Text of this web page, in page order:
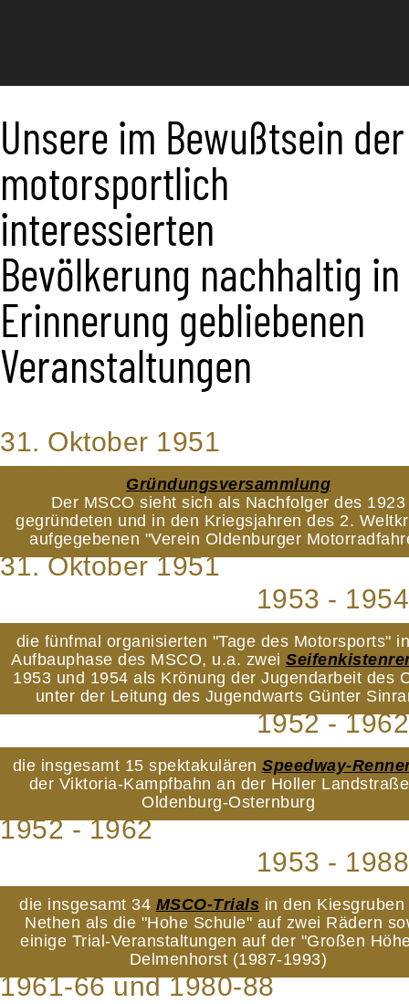
Unsere im Bewußtsein der
motorsportlich
interessierten
Bevölkerung nachhaltig in
Erinnerung gebliebenen
Veranstaltungen
31. Oktober 1951
Gründungsversammlung
Der MSCO sieht sich als Nachfolger des 1923
gegründeten und in den Kriegsjahren des 2.
aufgegebenen "Verein Oldenburger
31. Oktober 1951
1953 - 1954
die fünfmal organisierten "Tage des Motorsports"
Aufbauphase des MSCO, u.a. zwei
1953 und 1954 als Krönung der Jugendarbeit des
unter der Leitung des Jugendwarts Günter
1952 - 1962
die insgesamt 15 spektakulären Speedway-
der Viktoria-Kampfbahn an der Holler
Oldenburg-Osternburg
1952 - 1962
1953 - 1988
die insgesamt 34 MSCO-Trials in den Kiesgruben
Nethen als die "Hohe Schule" auf zwei Rädern
einige Trial-Veranstaltungen auf der "Großen
Delmenhorst (1987-1993)
1961-66 und 1980-88